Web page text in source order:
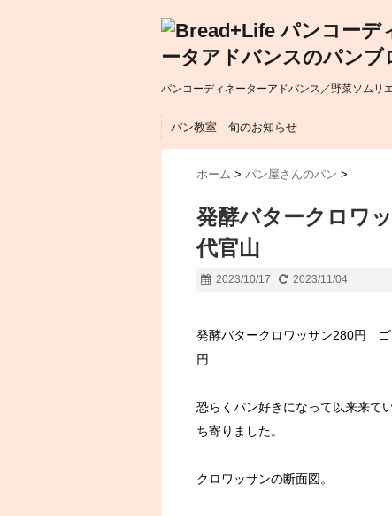
パンコーディネーターアドバンス／野菜ソムリ
パン教室 旬のお知らせ
ホーム > パン屋さんのパン >
発酵バタークロワ
代官山
2023/10/17 2023/11/04
発酵バタークロワッサン280円 ゴ
円
恐らくパン好きになって以来来て
ち寄りました。
クロワッサンの断面図。